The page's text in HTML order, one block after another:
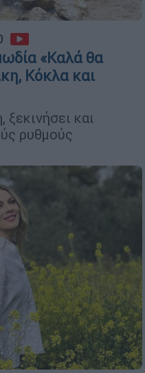
«Καλά θα
Κόκλα και
ξεκινήσει και
ρυθμούς